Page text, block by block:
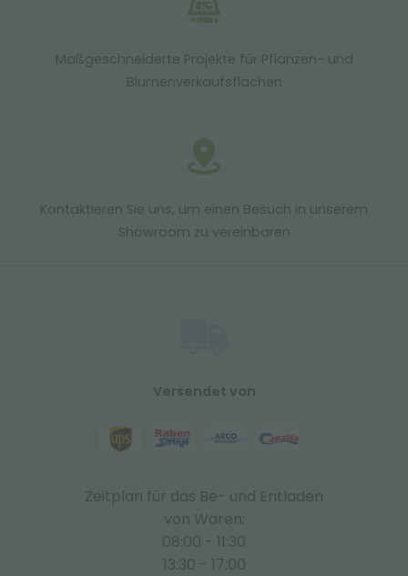
Maßgeschneiderte Projekte für Pflanzen- und
Blumenverkaufsflächen
Kontaktieren Sie uns, um einen Besuch in unserem
Showroom zu vereinbaren
Versendet von
Zeitplan für das Be- und Entladen
von Waren:
08:00 - 11:30
13:30 - 17:00